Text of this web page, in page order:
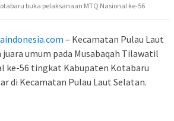
buka pelaksanaan MTQ Nasional ke-56
– Kecamatan Pulau Laut
umum pada Musabaqah Tilawatil
ke-56 tingkat Kabupaten Kotabaru
di Kecamatan Pulau Laut Selatan.